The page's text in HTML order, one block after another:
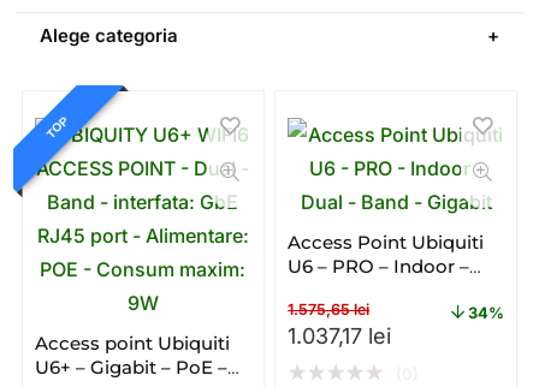
Alege categoria
TOP
Access point Ubiquiti
U6+ – Gigabit – PoE –
Access Point Ubiquiti
U6 – PRO – Indoor –
1.575,65lei
Prețul inițial a fost:
1.037,17 leiPrețul curent
34%
★★★★★